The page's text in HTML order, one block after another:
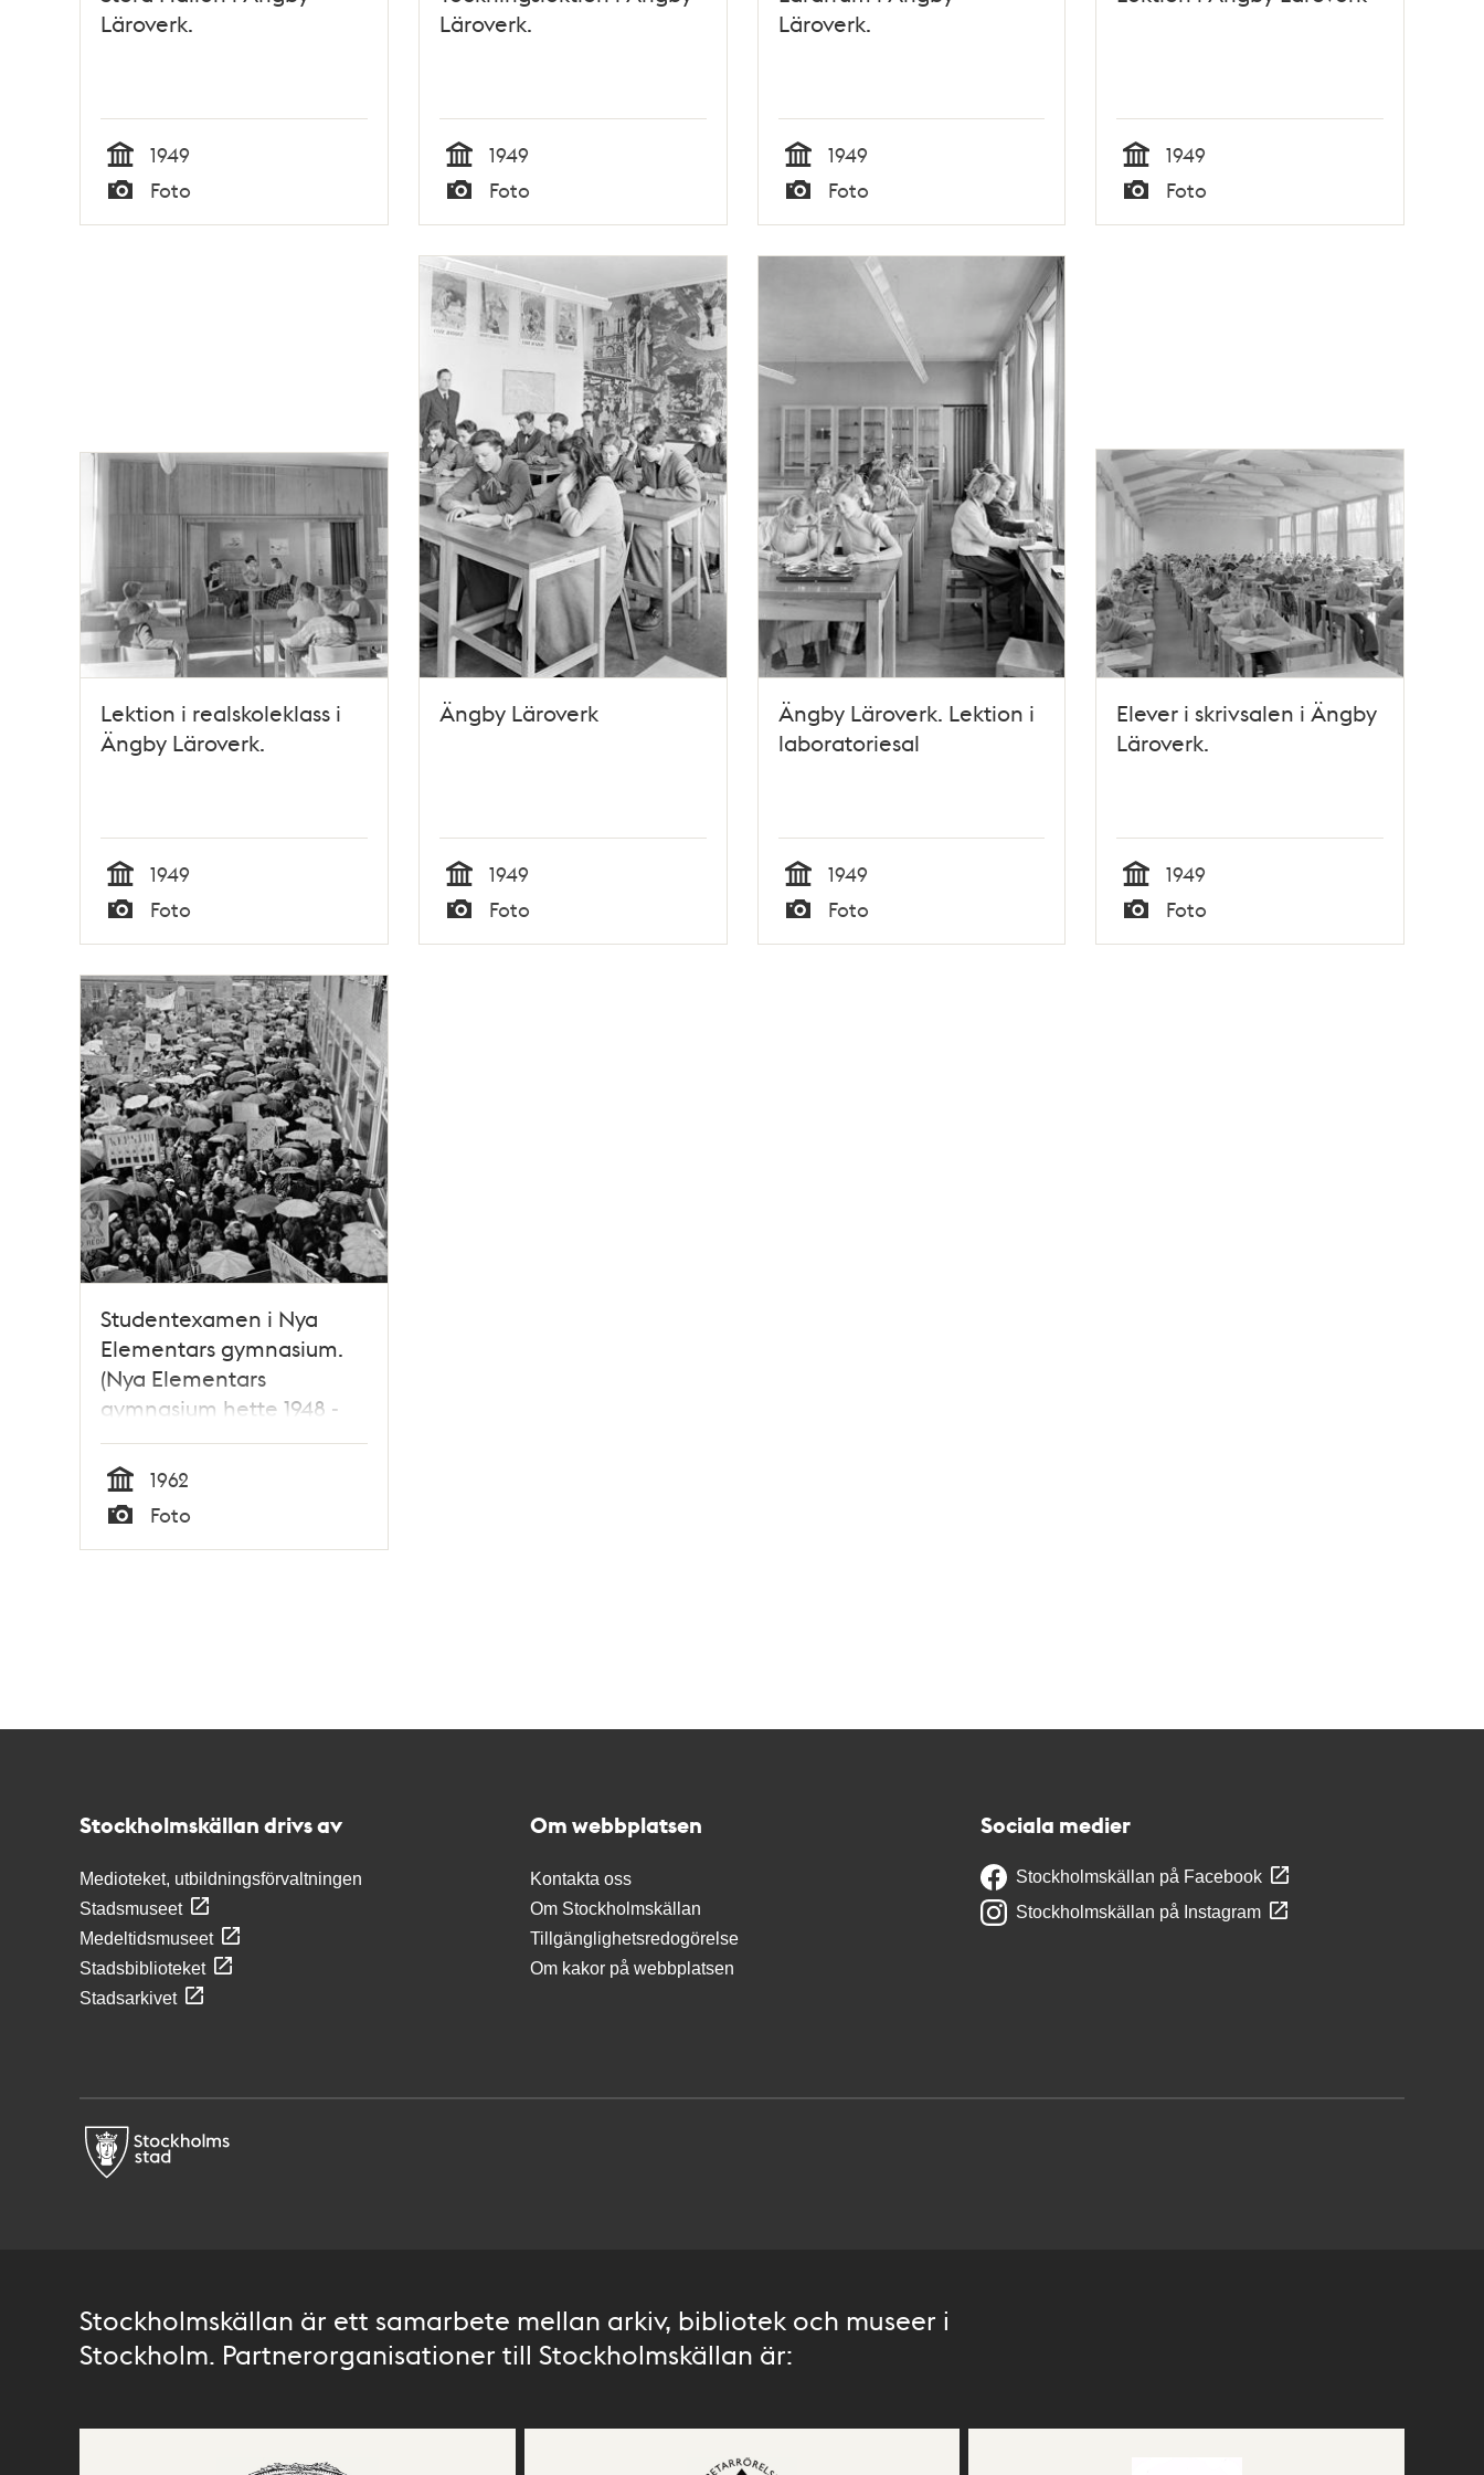
Läroverk.
Tid
1949
Typ
Foto
Läroverk.
Tid
1949
Typ
Foto
Läroverk.
Tid
1949
Typ
Foto Tid
1949
Typ
Foto
Lektion i realskoleklass i
Ängby Läroverk.
Tid
1949
Typ
Foto
Ängby Läroverk
Tid
1949
Typ
Foto
Ängby Läroverk. Lektion i
laboratoriesal
Tid
1949
Typ
Foto
Elever i skrivsalen i Ängby
Läroverk.
Tid
1949
Typ
Foto
Studentexamen i Nya
Elementars gymnasium.
(Nya Elementars
gymnasium hette 1948 -
1950 Ängby läroverk)
Tid
1962
Typ
Foto
Stockholmskällan drivs av
Medioteket, utbildningsförvaltningen
Stadsmuseet
Medeltidsmuseet
Stadsbiblioteket
Stadsarkivet
Om webbplatsen
Kontakta oss
Om Stockholmskällan
Tillgänglighetsredogörelse
Om kakor på webbplatsen
Sociala medier
Stockholmskällan på Facebook
Stockholmskällan på Instagram
Stockholmskällan är ett samarbete mellan arkiv, bibliotek och museer i
Stockholm. Partnerorganisationer till Stockholmskällan är: